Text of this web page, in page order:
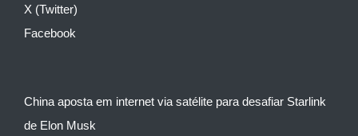
X (Twitter)
Facebook
China aposta em internet via satélite para desafiar Starlink
de Elon Musk